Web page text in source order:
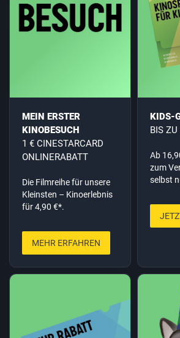
MEIN ERSTER
KINOBESUCH
1 € CINESTARCARD
ONLINERABATT
Die Filmreihe für unsere
Kleinsten – Kinoerlebnis
für 4,90 €*.
MEHR ERFAHREN
KIDS-
BIS ZU
Ab
zum
selbst